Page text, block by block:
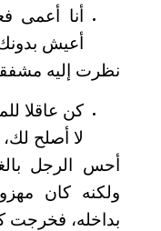
أنا أعمى
أعيش
نظرت إليه
كن عاقلا
لا أصلح
أحس الرجل
ولكنه كان
بداخله، فخرجت